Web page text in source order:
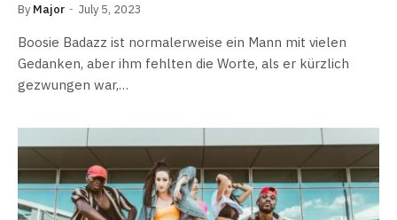
By Major July 5, 2023
Boosie Badazz ist normalerweise ein Mann mit vielen
Gedanken, aber ihm fehlten die Worte, als er kürzlich
gezwungen war,…